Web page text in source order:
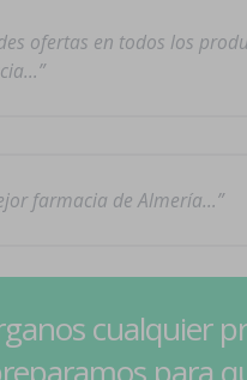
ofertas en todos los
farmacia de Almería…
cualquier